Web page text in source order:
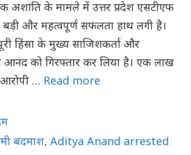
अशांति के मामले में उत्तर प्रदेश एसटीएफ
और महत्वपूर्ण सफलता हाथ लगी है।
हिंसा के मुख्य साजिशकर्ता और
आनंद को गिरफ्तार कर लिया है। एक लाख
… Read more
बदमाश, Aditya Anand arrested